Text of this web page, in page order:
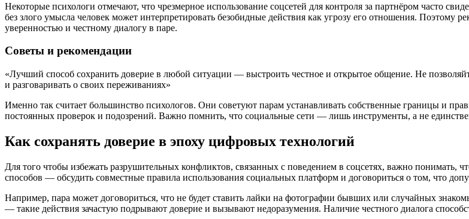
Некоторые психологи отмечают, что чрезмерное использование соцсетей для контроля за партнёром часто
без злого умысла человек может интерпретировать безобидные действия как угрозу его отношения. Поэтому
уверенностью и честному диалогу в паре.
Советы и рекомендации
«Лучший способ сохранить доверие в любой ситуации — выстроить честное и открытое общение. Не
и разговаривать о своих переживаниях»
Именно так считает большинство психологов. Они советуют парам устанавливать собственные границы и
постоянных проверок и подозрений. Важно помнить, что социальные сети — лишь инструменты, а не
Как сохранять доверие в эпоху цифровых технологий
Для того чтобы избежать разрушительных конфликтов, связанных с поведением в соцсетях, важно понимать,
способов — обсудить совместные правила использования социальных платформ и договориться о том, что
Например, пара может договориться, что не будет ставить лайки на фотографии бывших или случайных
— такие действия зачастую подрывают доверие и вызывают недоразумения. Наличие честного диалога